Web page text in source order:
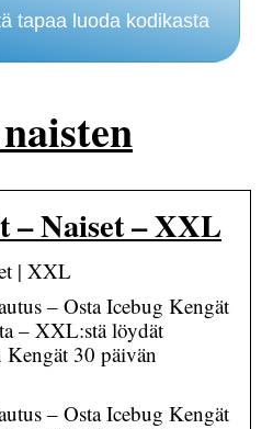
tapaa luoda kodikasta
– Naiset – XXL
| XXL
– Osta Icebug Kengät
– XXL:stä löydät
30 päivän
– Osta Icebug Kengät